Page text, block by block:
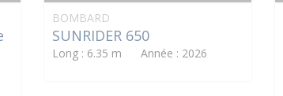
BOMBARD
SUNRIDER 650
Long : 6.35 m Année : 2026